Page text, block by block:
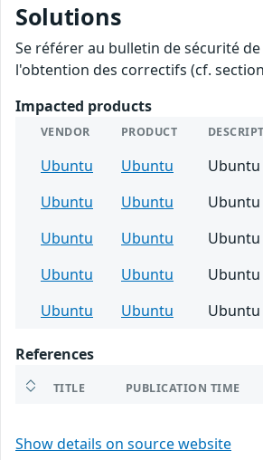
Solutions
Se référer au bulletin de sécurité
l'obtention des correctifs (cf.
Impacted products
VENDOR PRODUCT
Ubuntu Ubuntu
Ubuntu
Ubuntu
Ubuntu
Ubuntu
Ubuntu
Ubuntu
Ubuntu
Ubuntu
Ubuntu
Ubuntu
Ubuntu
Ubuntu Ubuntu
References
TITLE PUBLICATION TIME
Show details on source website